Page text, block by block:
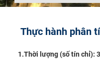
Thực hành phân
1.Thời lượng (số tín chỉ):